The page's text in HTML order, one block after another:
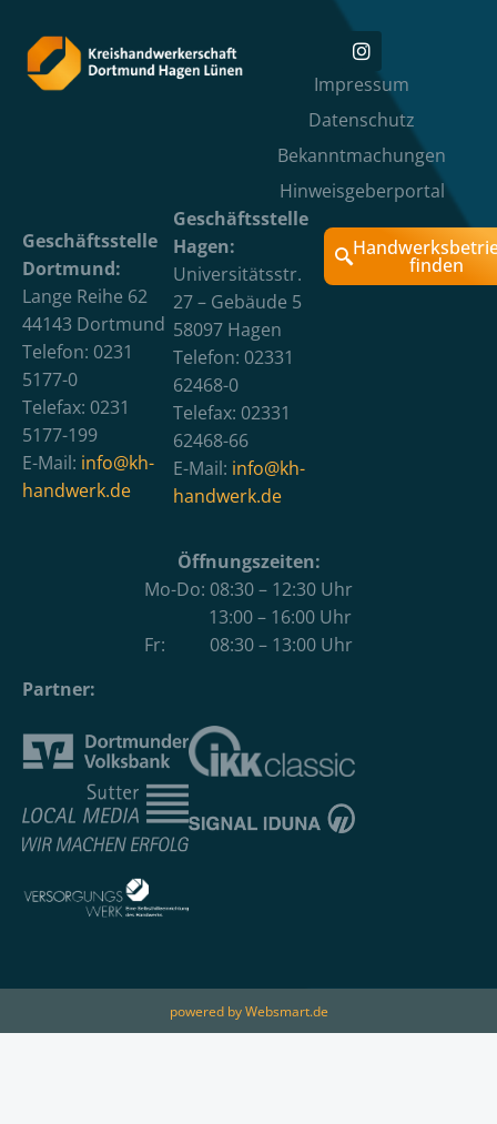
Impressum
Datenschutz
Bekanntmachungen
Hinweisgeberportal
Geschäftsstelle
Dortmund:
Lange Reihe 62
44143 Dortmund
Telefon: 0231
5177-0
Telefax: 0231
5177-199
E-Mail: info@kh-
handwerk.de
Geschäftsstelle
Hagen:
Universitätsstr.
27 – Gebäude 5
58097 Hagen
Telefon: 02331
62468-0
Telefax: 02331
62468-66
E-Mail: info@kh-
handwerk.de
finden
Öffnungszeiten:
Mo-Do: 08:30 – 12:30 Uhr
13:00 – 16:00 Uhr
Fr: 08:30 – 13:00 Uhr
Partner:
powered by Websmart.de